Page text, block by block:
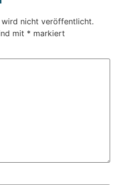
wird nicht veröffentlicht.
mit * markiert